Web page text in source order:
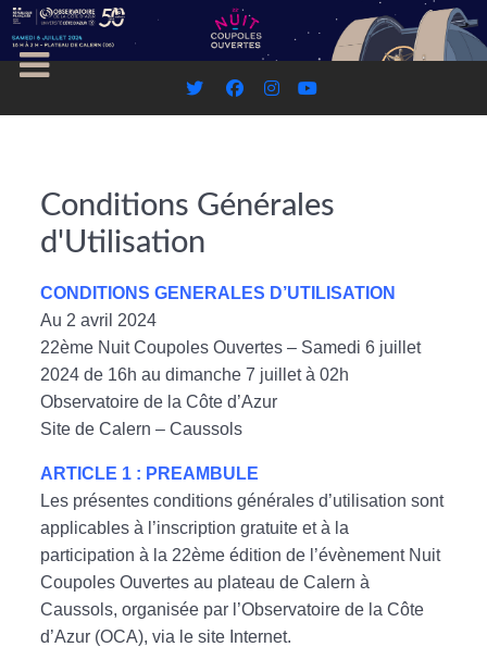
Conditions Générales
d'Utilisation
CONDITIONS GENERALES D’UTILISATION
Au 2 avril 2024
22ème Nuit Coupoles Ouvertes – Samedi 6 juillet
2024 de 16h au dimanche 7 juillet à 02h
Observatoire de la Côte d’Azur
Site de Calern – Caussols
ARTICLE 1 : PREAMBULE
Les présentes conditions générales d’utilisation sont
applicables à l’inscription gratuite et à la
participation à la 22ème édition de l’évènement Nuit
Coupoles Ouvertes au plateau de Calern à
Caussols, organisée par l’Observatoire de la Côte
d’Azur (OCA), via le site Internet.